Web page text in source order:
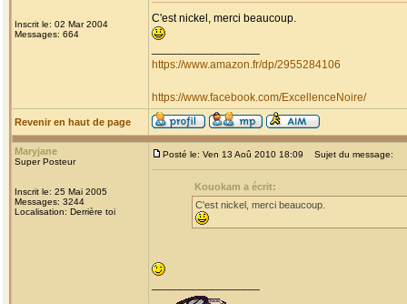
Inscrit le: 02 Mar 2004
Messages: 664
C'est nickel, merci beaucoup.
https://www.amazon.fr/dp/2955284106
https://www.facebook.com/ExcellenceNoire/
Revenir en haut de page
Maryjane
Super Posteur
Inscrit le: 25 Mai 2005
Messages: 3244
Localisation: Derrière toi
Posté le: Ven 13 Aoû 2010 18:09 Sujet du message:
Kouokam a écrit:
C'est nickel, merci beaucoup.